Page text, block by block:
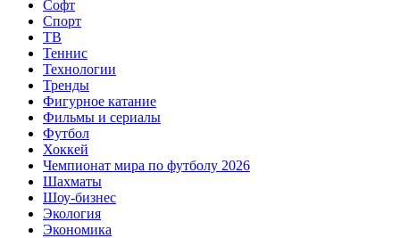
Софт
Спорт
ТВ
Теннис
Технологии
Тренды
Фигурное катание
Фильмы и сериалы
Футбол
Хоккей
Чемпионат мира по футболу 2026
Шахматы
Шоу-бизнес
Экология
Экономика